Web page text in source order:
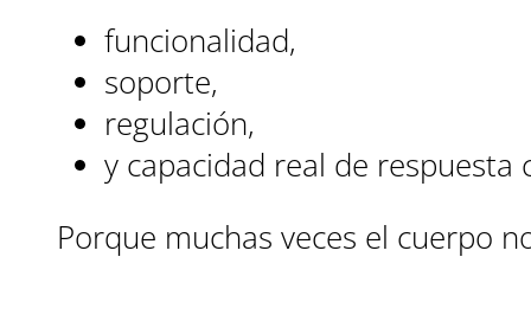
funcionalidad,
soporte,
regulación,
y capacidad real de respuesta
Porque muchas veces el cuerpo